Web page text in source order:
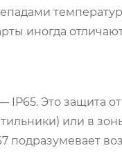
иногда
Это защита
или в
подразумевает